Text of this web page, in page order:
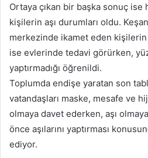
Ortaya çıkan bir başka sonuç ise
kişilerin aşı durumları oldu.
merkezinde ikamet eden kişilerin
ise evlerinde tedavi görürken,
yaptırmadığı öğrenildi.
Toplumda endişe yaratan son
vatandaşları maske, mesafe ve
olmaya davet ederken, aşı
önce aşılarını yaptırması
ediyor.